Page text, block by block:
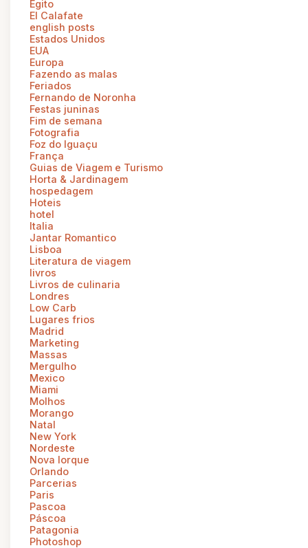
Egito
El Calafate
english posts
Estados Unidos
EUA
Europa
Fazendo as malas
Feriados
Fernando de Noronha
Festas juninas
Fim de semana
Fotografia
Foz do Iguaçu
França
Guias de Viagem e Turismo
Horta & Jardinagem
hospedagem
Hoteis
hotel
Italia
Jantar Romantico
Lisboa
Literatura de viagem
livros
Livros de culinaria
Londres
Low Carb
Lugares frios
Madrid
Marketing
Massas
Mergulho
Mexico
Miami
Molhos
Morango
Natal
New York
Nordeste
Nova Iorque
Orlando
Parcerias
Paris
Pascoa
Páscoa
Patagonia
Photoshop